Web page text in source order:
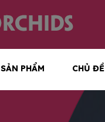
SẢN PHẨM CHỦ ĐỀ